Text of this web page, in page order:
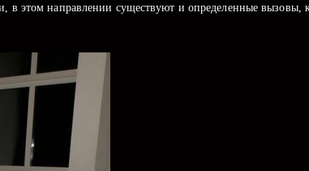
в этом направлении существуют и определенные вызовы,